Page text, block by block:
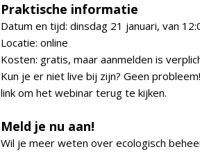
Praktische informatie
Datum en tijd: dinsdag 21 januari, van
Locatie: online
Kosten: gratis, maar aanmelden is
Kun je er niet live bij zijn? Geen
link om het webinar terug te kijken.
Meld je nu aan!
Wil je meer weten over ecologisch